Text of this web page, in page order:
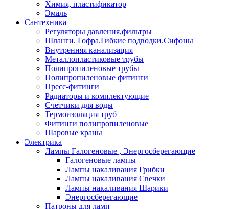
Химия, пластификатор
Эмаль
Сантехника
Регуляторы давления,фильтры
Шланги. Гофра.Гибкие подводки.Сифоны
Внутренняя канализация
Металлопластиковые трубы
Полипропиленовые трубы
Полипропиленовые фитинги
Пресс-фитинги
Радиаторы и комплектующие
Счетчики для воды
Термоизоляция труб
Фитинги полипропиленовые
Шаровые краны
Электрика
Лампы Галогеновые , Энергосберегающие
Галогеновые лампы
Лампы накаливания Грибки
Лампы накаливания Свечки
Лампы накаливания Шарики
Энергосберегающие
Патроны для ламп